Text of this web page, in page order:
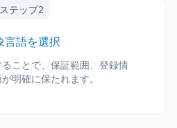
ステップ2
言語を選択
ことで、保証範囲、登録情
明確に保たれます。